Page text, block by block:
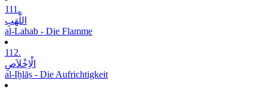
111.
اللَّھَبِ
al-Lahab - Die Flamme
112.
الْاِخْلاَصِ
al-Iḫlāṣ - Die Aufrichtigkeit